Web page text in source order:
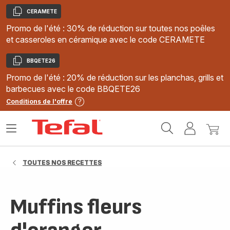
Copier
CERAMETE
Promo de l'été : 30% de réduction sur toutes nos poêles
et casseroles en céramique avec le code CERAMETE
Copier
BBQETE26
Promo de l'été : 20% de réduction sur les planchas, grills et
barbecues avec le code BBQETE26
Conditions de l'offre
MonMon
Ouvrir
TOUTES NOS RECETTES
Muffins fleurs